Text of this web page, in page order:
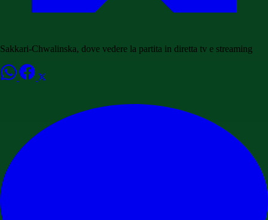
Sakkari-Chwalinska, dove vedere la partita in diretta tv e streaming